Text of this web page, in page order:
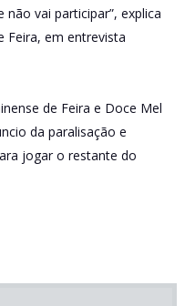
vai participar”, explica
Feira, em entrevista
de Feira e Doce Mel
da paralisação e
jogar o restante do